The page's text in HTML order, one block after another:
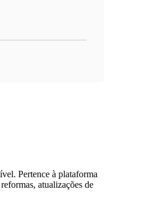
Pertence à plataforma
atualizações de